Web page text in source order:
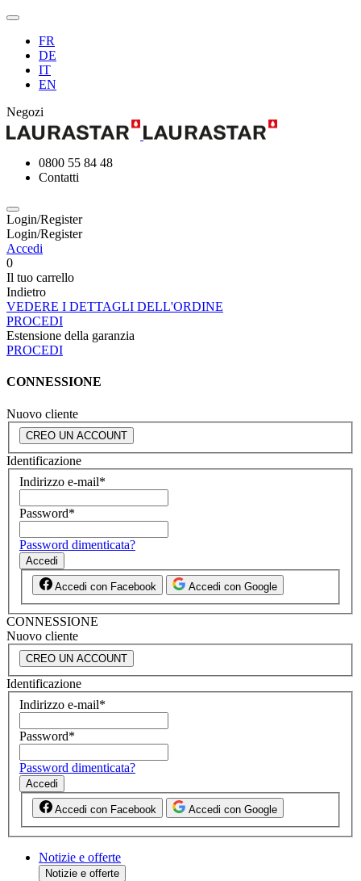
FR
DE
IT
EN
Negozi
0800 55 84 48
Contatti
Login/Register
Login/Register
Accedi
0
Il tuo carrello
Indietro
VEDERE I DETTAGLI DELL'ORDINE
PROCEDI
Estensione della garanzia
PROCEDI
CONNESSIONE
Nuovo cliente
CREO UN ACCOUNT
Identificazione
Indirizzo e-mail*
Password*
Password dimenticata?
Accedi
Accedi con Facebook Accedi con Google
CONNESSIONE
Nuovo cliente
CREO UN ACCOUNT
Identificazione
Indirizzo e-mail*
Password*
Password dimenticata?
Accedi
Accedi con Facebook Accedi con Google
Notizie e offerte
Notizie e offerte